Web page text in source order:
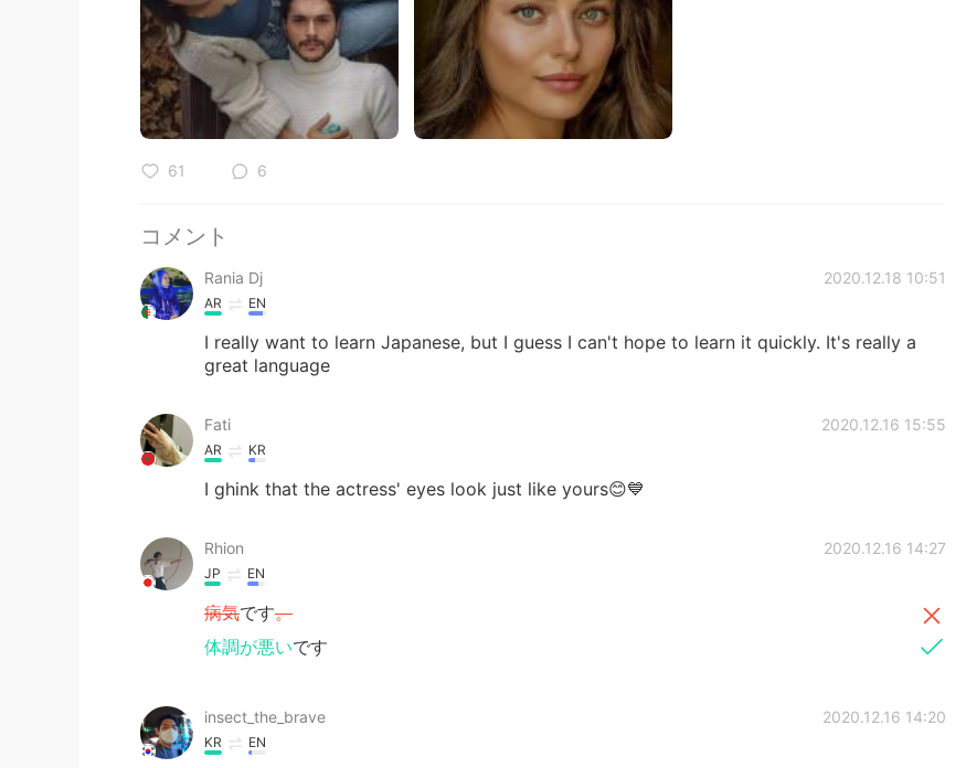
61 6
コメント
Rania Dj 2020.12.18 10:51
AR EN
I really want to learn Japanese, but I guess I can't hope to learn it quickly. It's really a
great language
Fati 2020.12.16 15:55
AR KR
I ghink that the actress' eyes look just like yours😊💙
Rhion 2020.12.16 14:27
JP EN
病気です。
体調が悪いです
insect_the_brave 2020.12.16 14:20
KR EN